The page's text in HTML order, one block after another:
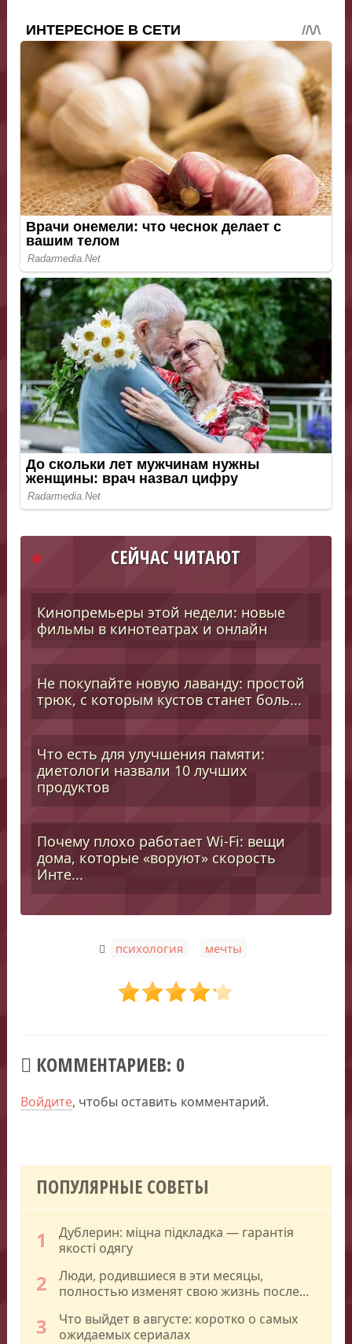
СЕЙЧАС ЧИТАЮТ
Кинопремьеры этой недели: новые
фильмы в кинотеатрах и онлайн
Не покупайте новую лаванду: простой
трюк, с которым кустов станет боль...
Что есть для улучшения памяти:
диетологи назвали 10 лучших
продуктов
Почему плохо работает Wi-Fi: вещи
дома, которые «воруют» скорость
Инте...
психология мечты
КОММЕНТАРИЕВ: 0
Войдите, чтобы оставить комментарий.
ПОПУЛЯРНЫЕ СОВЕТЫ
1
Дублерин: міцна підкладка — гарантія
якості одягу
2
Люди, родившиеся в эти месяцы,
полностью изменят свою жизнь после...
3
Что выйдет в августе: коротко о самых
ожидаемых сериалах